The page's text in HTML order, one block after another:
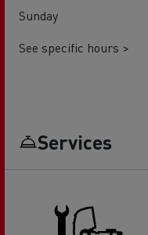
Sunday
See specific hours >
Services